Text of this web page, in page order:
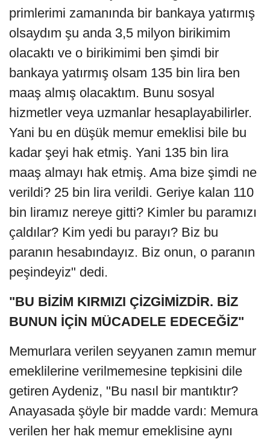
primlerimi zamanında bir bankaya yatırmış
olsaydım şu anda 3,5 milyon birikimim
olacaktı ve o birikimimi ben şimdi bir
bankaya yatırmış olsam 135 bin lira ben
maaş almış olacaktım. Bunu sosyal
hizmetler veya uzmanlar hesaplayabilirler.
Yani bu en düşük memur emeklisi bile bu
kadar şeyi hak etmiş. Yani 135 bin lira
maaş almayı hak etmiş. Ama bize şimdi ne
verildi? 25 bin lira verildi. Geriye kalan 110
bin liramız nereye gitti? Kimler bu paramızı
çaldılar? Kim yedi bu parayı? Biz bu
paranın hesabındayız. Biz onun, o paranın
peşindeyiz" dedi.
"BU BİZİM KIRMIZI ÇİZGİMİZDİR. BİZ
BUNUN İÇİN MÜCADELE EDECEĞİZ"
Memurlara verilen seyyanen zamın memur
emeklilerine verilmemesine tepkisini dile
getiren Aydeniz, "Bu nasıl bir mantıktır?
Anayasada şöyle bir madde vardı: Memura
verilen her hak memur emeklisine aynı